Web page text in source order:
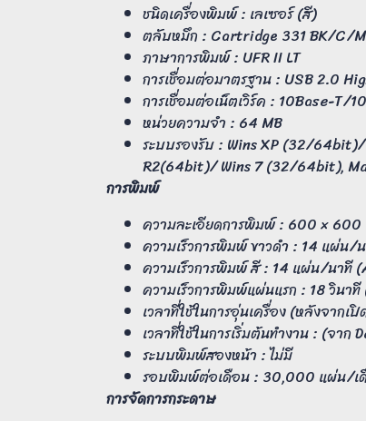
ชนิดเครื่องพิมพ์ : เลเซอร์ (สี)
ตลับหมึก : Cartridge 331 BK/C/
ภาษาการพิมพ์ : UFR II LT
การเชื่อมต่อมาตรฐาน : USB 2.0
การเชื่อมต่อเน็ตเวิร์ค : 10Base-T/
หน่วยความจำ : 64 MB
ระบบรองรับ : Wins XP (32/
R2(64bit)/ Wins 7 (32/64bit),
การพิมพ์
ความละเอียดการพิมพ์ : 600 ×
ความเร็วการพิมพ์ ขาวดำ : 14 แผ่
ความเร็วการพิมพ์ สี : 14 แผ่น/นา
ความเร็วการพิมพ์แผ่นแรก : 18 วิน
เวลาที่ใช้ในการอุ่นเครื่อง (หลังจากเ
เวลาที่ใช้ในการเริ่มต้นทำงาน : (จา
ระบบพิมพ์สองหน้า : ไม่มี
รอบพิมพ์ต่อเดือน : 30,000 แผ่น/เ
การจัดการกระดาษ